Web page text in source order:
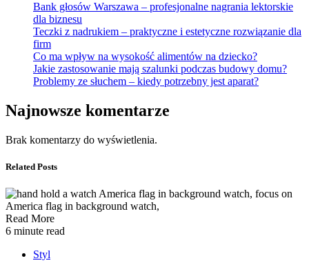
Bank głosów Warszawa – profesjonalne nagrania lektorskie
dla biznesu
Teczki z nadrukiem – praktyczne i estetyczne rozwiązanie dla
firm
Co ma wpływ na wysokość alimentów na dziecko?
Jakie zastosowanie mają szalunki podczas budowy domu?
Problemy ze słuchem – kiedy potrzebny jest aparat?
Najnowsze komentarze
Brak komentarzy do wyświetlenia.
Related Posts
Read More
6 minute read
Styl